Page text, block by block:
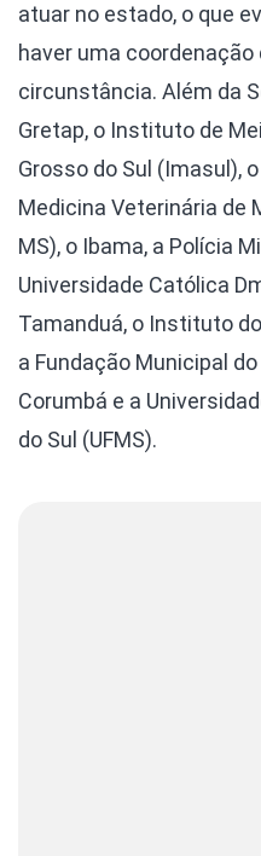
atuar no estado, o que
haver uma
circunstância. Além da
Gretap, o Instituto de
Grosso do Sul (Imasul),
Medicina Veterinária de
MS), o Ibama, a Polícia
Universidade Católica
Tamanduá, o Instituto
a Fundação Municipal
Corumbá e a
do Sul (UFMS).